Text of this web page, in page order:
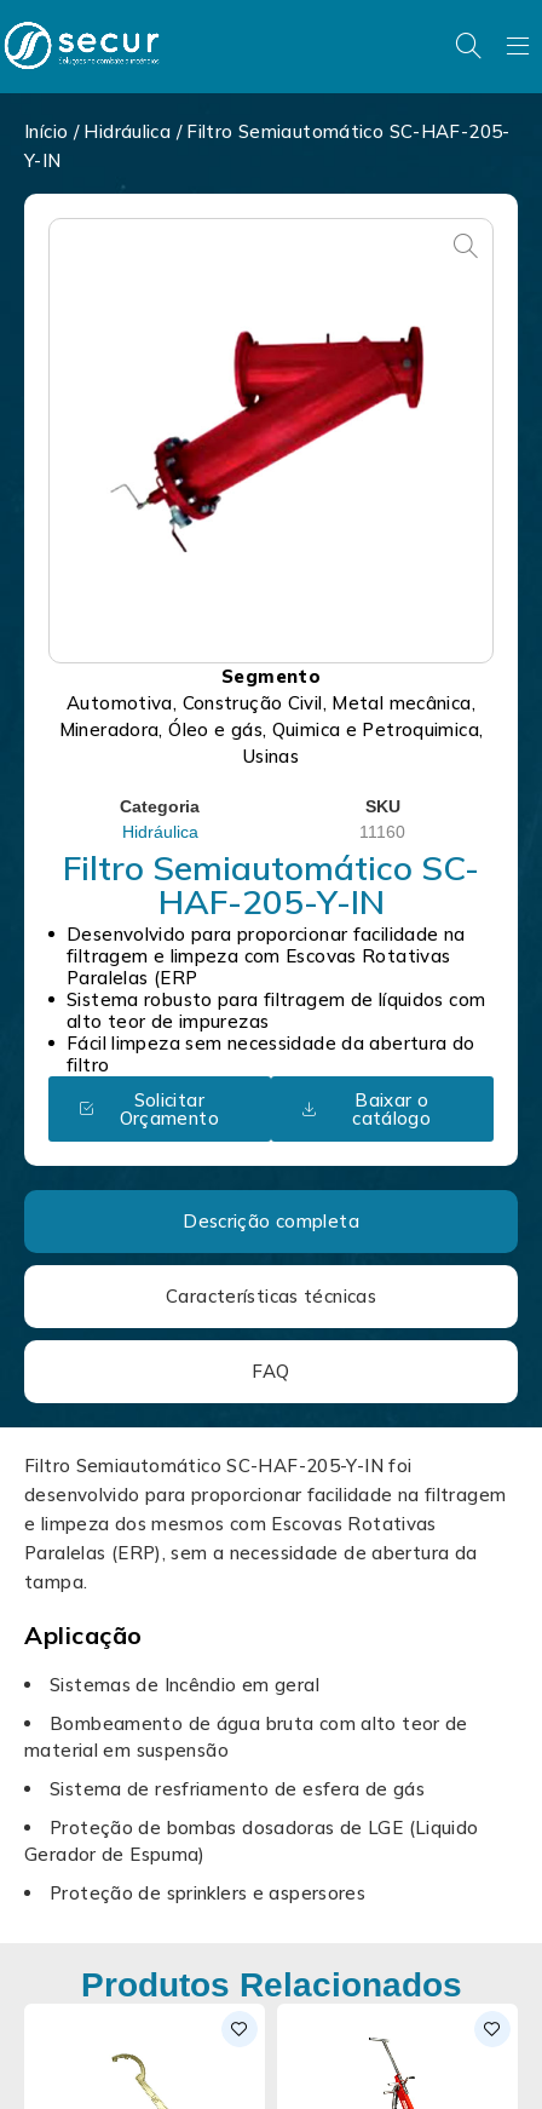
Início / Hidráulica / Filtro Semiautomático SC-HAF-205-
Y-IN
Segmento
Automotiva, Construção Civil, Metal mecânica,
Mineradora, Óleo e gás, Quimica e Petroquimica,
Usinas
Categoria
Hidráulica
SKU
11160
Filtro Semiautomático SC-
HAF-205-Y-IN
Desenvolvido para proporcionar facilidade na
filtragem e limpeza com Escovas Rotativas
Paralelas (ERP
Sistema robusto para filtragem de líquidos com
alto teor de impurezas
Fácil limpeza sem necessidade da abertura do
filtro
Solicitar
Orçamento
Baixar o
catálogo
Descrição completa
Características técnicas
FAQ
Filtro Semiautomático SC-HAF-205-Y-IN foi
desenvolvido para proporcionar facilidade na filtragem
e limpeza dos mesmos com Escovas Rotativas
Paralelas (ERP), sem a necessidade de abertura da
tampa.
Aplicação
Sistemas de Incêndio em geral
Bombeamento de água bruta com alto teor de
material em suspensão
Sistema de resfriamento de esfera de gás
Proteção de bombas dosadoras de LGE (Liquido
Gerador de Espuma)
Proteção de sprinklers e aspersores
Produtos Relacionados